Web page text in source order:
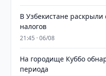
В Узбекистане раскрыли
налогов
21:45 · 06/08
На городище Куббо
периода